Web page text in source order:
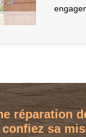
réparation
sa